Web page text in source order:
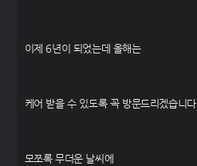
이제 6년이 되었는데 올해는
케어 받을 수 있도록 꼭 방문드리겠습니다.
모쪼록 무더운 날씨에